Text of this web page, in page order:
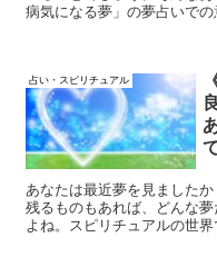
病気になる夢」の夢占いで
きます。
占い・スピリチュアル
あなたは最近夢を見ました
残るものもあれば、どんな
よね。スピリチュアルの世